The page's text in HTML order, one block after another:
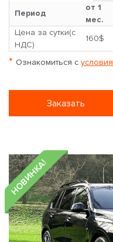
Период
от 1
мес.
Цена за сутки(с
НДС)
160$
* Ознакомиться с
Заказать
НОВИНКА!